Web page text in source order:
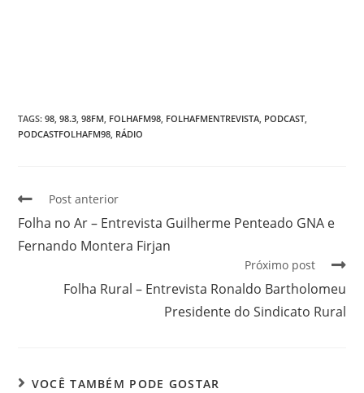
TAGS:98 98.3 98FM FOLHAFM98 FOLHAFMENTREVISTA PODCAST
PODCASTFOLHAFM98 RÁDIO
Post anterior
Folha no Ar – Entrevista Guilherme Penteado GNA e
Fernando Montera Firjan
Próximo post
Folha Rural – Entrevista Ronaldo Bartholomeu
Presidente do Sindicato Rural
VOCÊ TAMBÉM PODE GOSTAR